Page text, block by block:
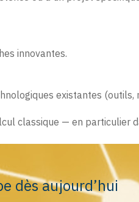
innovantes.
existantes (outils,
classique — en particulier
dès aujourd’hui